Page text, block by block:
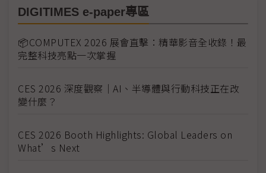
DIGITIMES e-paper專區
📦COMPUTEX 2026 展會直擊：精華影音全收錄！最
完整科技亮點一次掌握
CES 2026 深度觀察｜AI、半導體與行動科技正在改
變什麼？
CES 2026 Booth Highlights: Global Leaders on
What’s Next